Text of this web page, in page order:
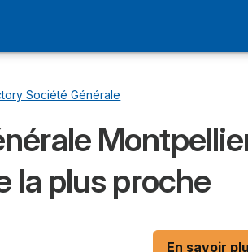
En France: Son Adresse Dans Votre Ville et Avis
Departments - Société Générale
Société Générale
la plus proche
En savoir